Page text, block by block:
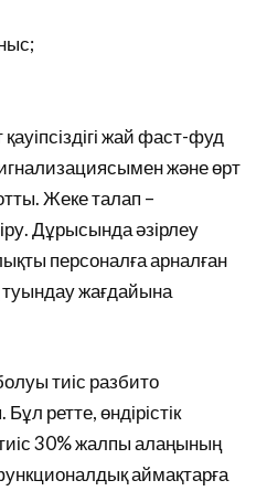
жай фаст-фуд
және өрт
Жеке талап –
Дұрысында әзірлеу
персоналға арналған
жағдайына
тиіс разбито
ретте, өндірістік
30% жалпы алаңының
аймақтарға